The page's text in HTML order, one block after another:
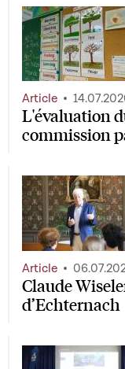
L'évaluation
commission
Article
Claude
d’Echternach
Article